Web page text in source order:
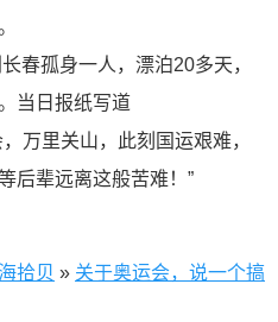
春孤身一人，漂泊20多天，
当日报纸写道
万里关山，此刻国运艰难，
后辈远离这般苦难！”
拾贝 » 关于奥运会，说一个搞